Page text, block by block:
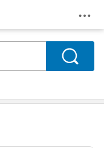
メ
検索